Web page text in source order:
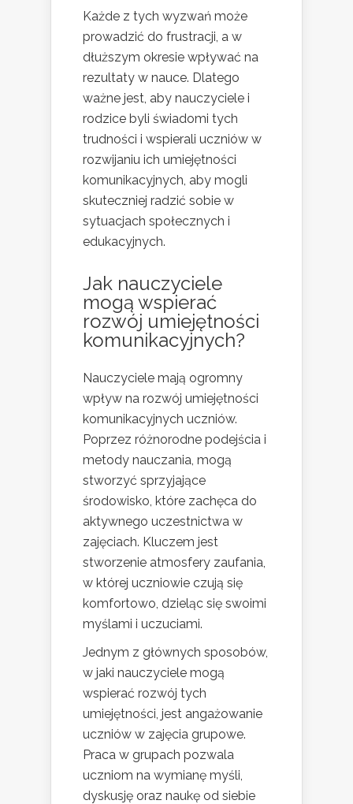
Każde z tych wyzwań może
prowadzić do frustracji, a w
dłuższym okresie wpływać na
rezultaty w nauce. Dlatego
ważne jest, aby nauczyciele i
rodzice byli świadomi tych
trudności i wspierali uczniów w
rozwijaniu ich umiejętności
komunikacyjnych, aby mogli
skuteczniej radzić sobie w
sytuacjach społecznych i
edukacyjnych.
Jak nauczyciele
mogą wspierać
rozwój umiejętności
komunikacyjnych?
Nauczyciele mają ogromny
wpływ na rozwój umiejętności
komunikacyjnych uczniów.
Poprzez różnorodne podejścia i
metody nauczania, mogą
stworzyć sprzyjające
środowisko, które zachęca do
aktywnego uczestnictwa w
zajęciach. Kluczem jest
stworzenie atmosfery zaufania,
w której uczniowie czują się
komfortowo, dzieląc się swoimi
myślami i uczuciami.
Jednym z głównych sposobów,
w jaki nauczyciele mogą
wspierać rozwój tych
umiejętności, jest angażowanie
uczniów w zajęcia grupowe.
Praca w grupach pozwala
uczniom na wymianę myśli,
dyskusję oraz naukę od siebie